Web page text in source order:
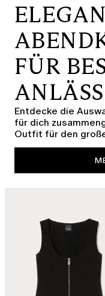
FÜR
Entdecke die
für dich
Outfit für den